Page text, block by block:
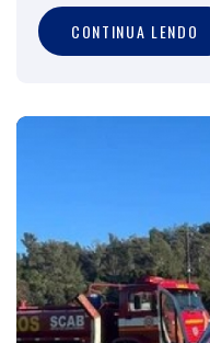
CONTINUA LENDO